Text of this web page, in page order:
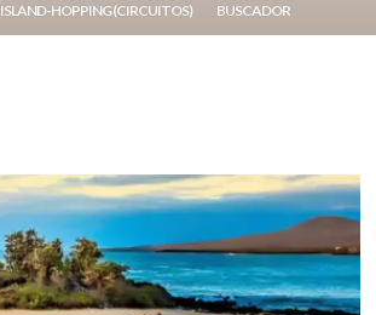
ISLAND-HOPPING (CIRCUITOS) BUSCADOR